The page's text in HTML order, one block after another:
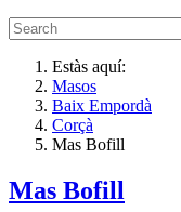
Estàs aquí:
Masos
Baix Empordà
Corçà
Mas Bofill
Mas Bofill